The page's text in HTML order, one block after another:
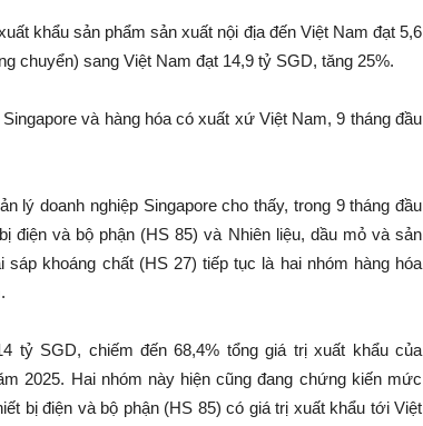
khẩu sản phẩm sản xuất nội địa đến Việt Nam đạt 5,6
chuyển) sang Việt Nam đạt 14,9 tỷ SGD, tăng 25%.
và hàng hóa có xuất xứ Việt Nam, 9 tháng đầu
lý doanh nghiệp Singapore cho thấy, trong 9 tháng đầu
điện và bộ phận (HS 85) và Nhiên liệu, dầu mỏ và sản
khoáng chất (HS 27) tiếp tục là hai nhóm hàng hóa
tỷ SGD, chiếm đến 68,4% tổng giá trị xuất khẩu của
2025. Hai nhóm này hiện cũng đang chứng kiến mức
bị điện và bộ phận (HS 85) có giá trị xuất khẩu tới Việt